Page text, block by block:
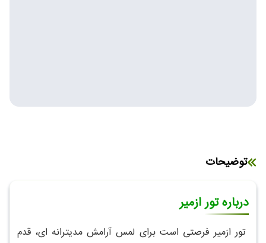
توضیحات
درباره تور ازمیر
تور ازمیر فرصتی است برای لمس آرامش مدیترانه ای، قدم